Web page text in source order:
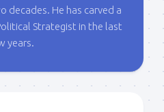
decades. He has carved a
Strategist in the last
years.